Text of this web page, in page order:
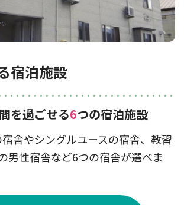
宿泊施設
を過ごせる6つの宿泊施設
舎やシングルユースの宿舎、教習
男性宿舎など6つの宿舎が選べま